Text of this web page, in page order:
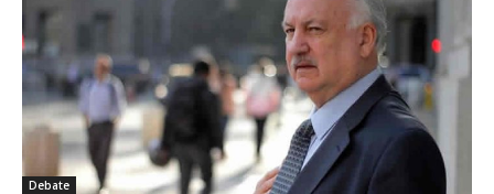
Debate